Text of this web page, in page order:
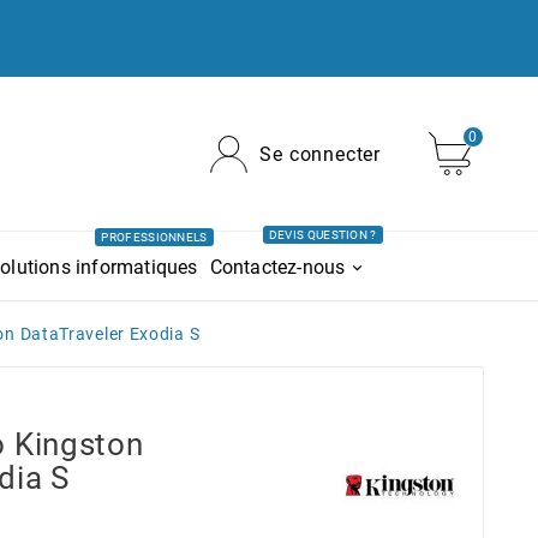
Se connecter
0
informatiques
PROFESSIONNELS
Contactez-nous
DEVIS QUESTION ?
DataTraveler Exodia S
Kingston
S